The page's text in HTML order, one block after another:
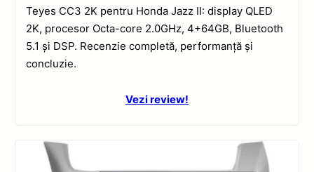
Teyes CC3 2K pentru Honda Jazz II: display QLED
2K, procesor Octa-core 2.0GHz, 4+64GB, Bluetooth
5.1 și DSP. Recenzie completă, performanță și
concluzie.
Vezi review!